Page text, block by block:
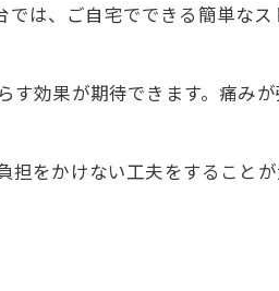
は、ご自宅でできる簡単なス
す効果が期待できます。痛み
担をかけない工夫をすること